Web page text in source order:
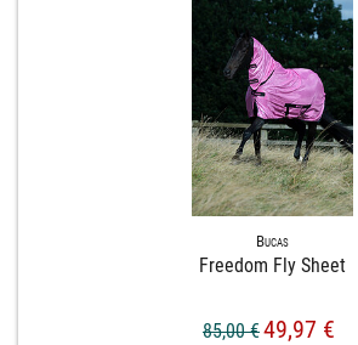
Bucas
Freedom Fly Sheet
85,00 €49,97 €